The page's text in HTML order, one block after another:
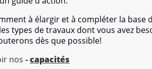
à élargir et à compléter la base
types de travaux dont vous avez
dès que possible!
nos -capacités